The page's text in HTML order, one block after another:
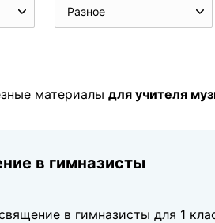
Разное
материалы для учителя
в гимназисты
в гимназисты для 1